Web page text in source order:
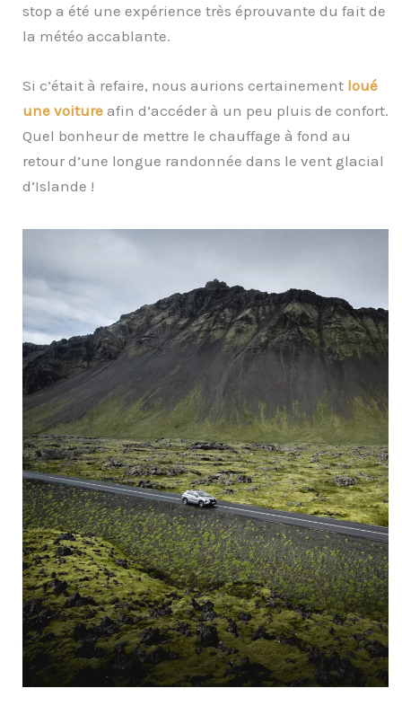
stop a été une expérience très éprouvante du fait de
la météo accablante.
Si c’était à refaire, nous aurions certainement loué
une voiture afin d’accéder à un peu pluis de confort.
Quel bonheur de mettre le chauffage à fond au
retour d’une longue randonnée dans le vent glacial
d’Islande !